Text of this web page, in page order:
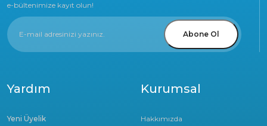
e-bültenimize kayıt olun!
Abone Ol
Kurumsal
Hakkımızda
Yardım
Yeni Üyelik